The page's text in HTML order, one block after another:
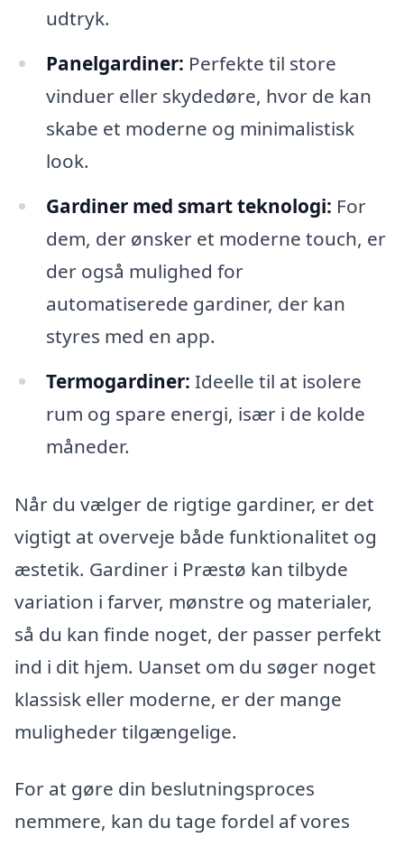
udtryk.
Panelgardiner: Perfekte til store
vinduer eller skydedøre, hvor de kan
skabe et moderne og minimalistisk
look.
Gardiner med smart teknologi: For
dem, der ønsker et moderne touch, er
der også mulighed for
automatiserede gardiner, der kan
styres med en app.
Termogardiner: Ideelle til at isolere
rum og spare energi, især i de kolde
måneder.
Når du vælger de rigtige gardiner, er det
vigtigt at overveje både funktionalitet og
æstetik. Gardiner i Præstø kan tilbyde
variation i farver, mønstre og materialer,
så du kan finde noget, der passer perfekt
ind i dit hjem. Uanset om du søger noget
klassisk eller moderne, er der mange
muligheder tilgængelige.
For at gøre din beslutningsproces
nemmere, kan du tage fordel af vores